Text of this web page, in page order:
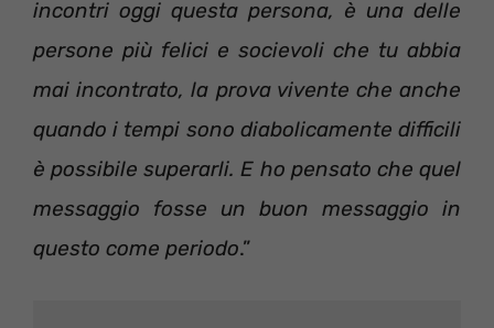
incontri oggi questa persona, è una delle
persone più felici e socievoli che tu abbia
mai incontrato, la prova vivente che anche
quando i tempi sono diabolicamente difficili
è possibile superarli. E ho pensato che quel
messaggio fosse un buon messaggio in
questo come periodo.”